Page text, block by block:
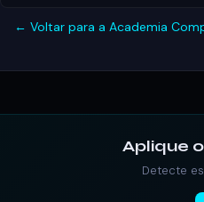
← Voltar para a Academia
Aplique
Detecte